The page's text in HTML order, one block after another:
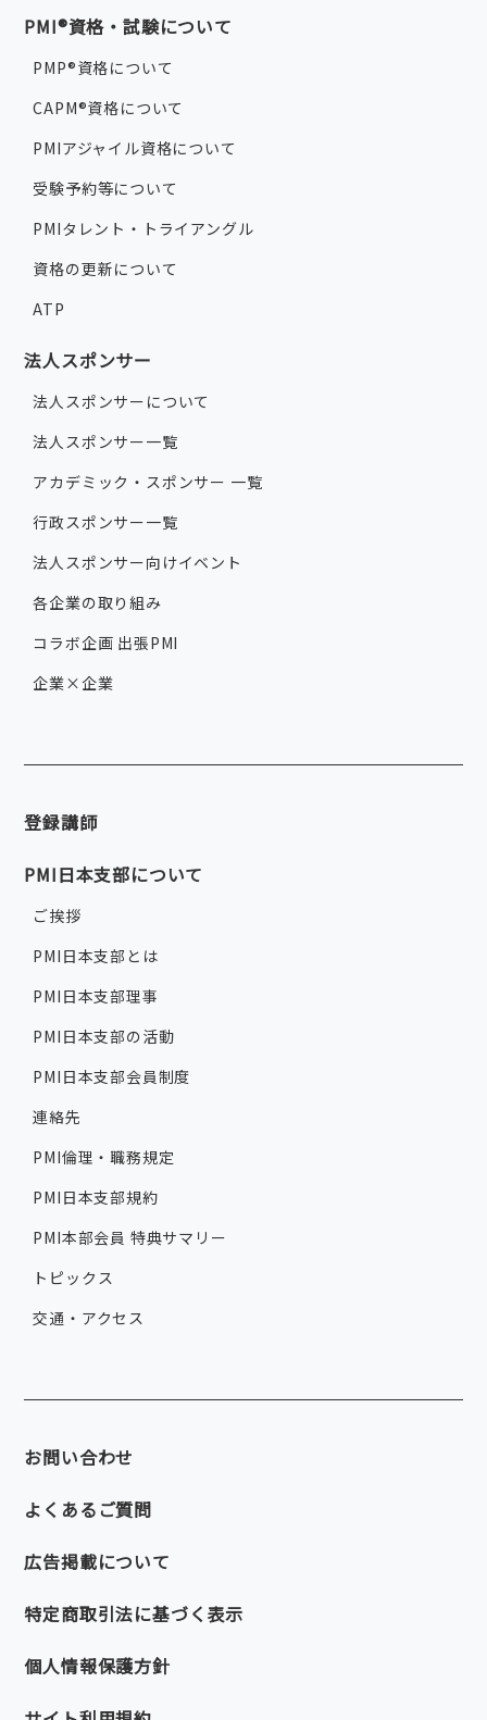
PMI®資格・試験について
PMP®資格について
CAPM®資格について
PMIアジャイル資格について
受験予約等について
PMIタレント・トライアングル
資格の更新について
ATP
法人スポンサー
法人スポンサーについて
法人スポンサー一覧
アカデミック・スポンサー 一覧
行政スポンサー一覧
法人スポンサー向けイベント
各企業の取り組み
コラボ企画 出張PMI
企業×企業
登録講師
PMI日本支部について
ご挨拶
PMI日本支部とは
PMI日本支部理事
PMI日本支部の活動
PMI日本支部会員制度
連絡先
PMI倫理・職務規定
PMI日本支部規約
PMI本部会員 特典サマリー
トピックス
交通・アクセス
お問い合わせ
よくあるご質問
広告掲載について
特定商取引法に基づく表示
個人情報保護方針